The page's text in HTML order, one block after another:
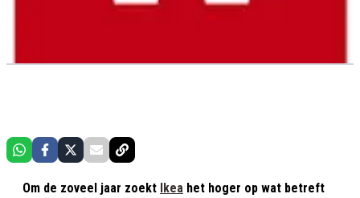
Om de zoveel jaar zoekt Ikea het hoger op wat betreft